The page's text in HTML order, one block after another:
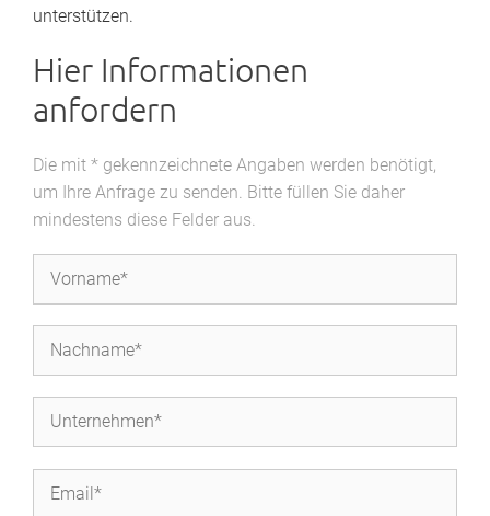
unterstützen.
Hier Informationen
anfordern
Die mit * gekennzeichnete Angaben werden benötigt,
um Ihre Anfrage zu senden. Bitte füllen Sie daher
mindestens diese Felder aus.